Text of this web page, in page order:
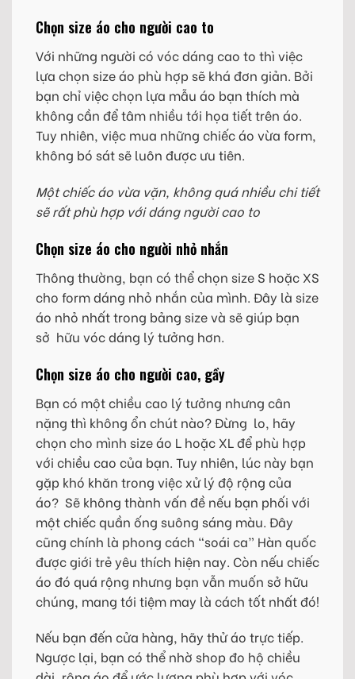
Chọn size áo cho người cao to
Với những người có vóc dáng cao to thì việc
lựa chọn size áo phù hợp sẽ khá đơn giản. Bởi
bạn chỉ việc chọn lựa mẫu áo bạn thích mà
không cần để tâm nhiều tới họa tiết trên áo.
Tuy nhiên, việc mua những chiếc áo vừa form,
không bó sát sẽ luôn được ưu tiên.
Một chiếc áo vừa vặn, không quá nhiều chi tiết
sẽ rất phù hợp với dáng người cao to
Chọn size áo cho người nhỏ nhắn
Thông thường, bạn có thể chọn size S hoặc XS
cho form dáng nhỏ nhắn của mình. Đây là size
áo nhỏ nhất trong bảng size và sẽ giúp bạn
sở hữu vóc dáng lý tưởng hơn.
Chọn size áo cho người cao, gầy
Bạn có một chiều cao lý tưởng nhưng cân
nặng thì không ổn chút nào? Đừng lo, hãy
chọn cho mình size áo L hoặc XL để phù hợp
với chiều cao của bạn. Tuy nhiên, lúc này bạn
gặp khó khăn trong việc xử lý độ rộng của
áo? Sẽ không thành vấn đề nếu bạn phối với
một chiếc quần ống suông sáng màu. Đây
cũng chính là phong cách “soái ca” Hàn quốc
được giới trẻ yêu thích hiện nay. Còn nếu chiếc
áo đó quá rộng nhưng bạn vẫn muốn sở hữu
chúng, mang tới tiệm may là cách tốt nhất đó!
Nếu bạn đến cửa hàng, hãy thử áo trực tiếp.
Ngược lại, bạn có thể nhờ shop đo hộ chiều